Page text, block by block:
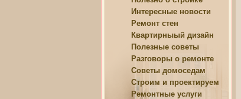
Интересные новости
Ремонт стен
Квартирныый дизайн
Полезные советы
Разговоры о ремонте
Советы домоседам
Строим и проектируем
Ремонтные услуги